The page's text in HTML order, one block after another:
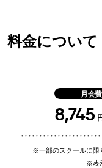
料金について
月会費
8,745
※一部のスクールに限
※表